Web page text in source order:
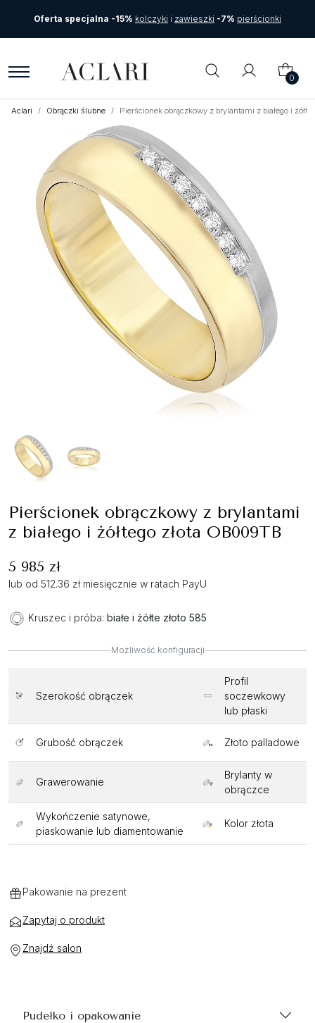
Oferta specjalna -15% kolczyki i zawieszki -7% pierścionki
0
Aclari Obrączki ślubne Pierścionek obrączkowy z brylantami z białego i
Pierścionek obrączkowy z brylantami
z białego i żółtego złota OB009TB
5 985 zł
lub od 512.36 zł miesięcznie w ratach PayU
Kruszec i próba: białe i żółte złoto 585
Możliwość konfiguracji
Szerokość obrączek
Profil
soczewkowy
lub płaski
Grubość obrączek Złoto palladowe
Grawerowanie
Brylanty w
obrączce
Wykończenie satynowe,
piaskowanie lub diamentowanie
Kolor złota
Pakowanie na prezent
Zapytaj o produkt
Znajdź salon
Pudełko i opakowanie